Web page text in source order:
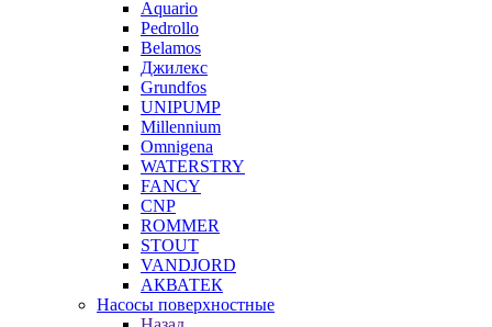
Aquario
Pedrollo
Belamos
Джилекс
Grundfos
UNIPUMP
Millennium
Omnigena
WATERSTRY
FANCY
CNP
ROMMER
STOUT
VANDJORD
АКВАТЕК
Насосы поверхностные